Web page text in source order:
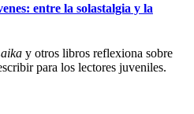
entre la solastalgia y la
y otros libros reflexiona sobre
para los lectores juveniles.